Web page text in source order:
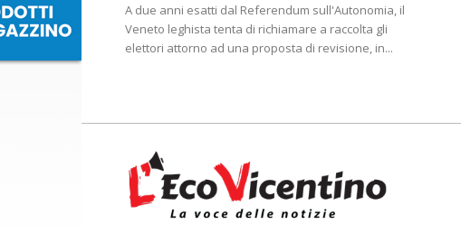
A due anni esatti dal Referendum sull'Autonomia, il
Veneto leghista tenta di richiamare a raccolta gli
elettori attorno ad una proposta di revisione, in...